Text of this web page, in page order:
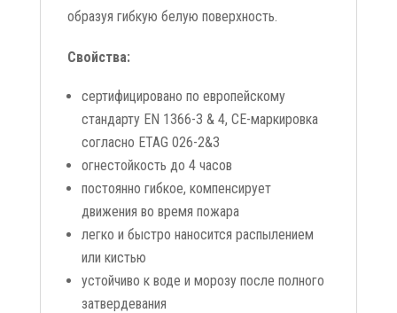
образуя гибкую белую поверхность.
Свойства:
сертифицировано по европейскому
стандарту EN 1366-3 & 4, CE-маркировка
согласно ETAG 026-2&3
огнестойкость до 4 часов
постоянно гибкое, компенсирует
движения во время пожара
легко и быстро наносится распылением
или кистью
устойчиво к воде и морозу после полного
затвердевания